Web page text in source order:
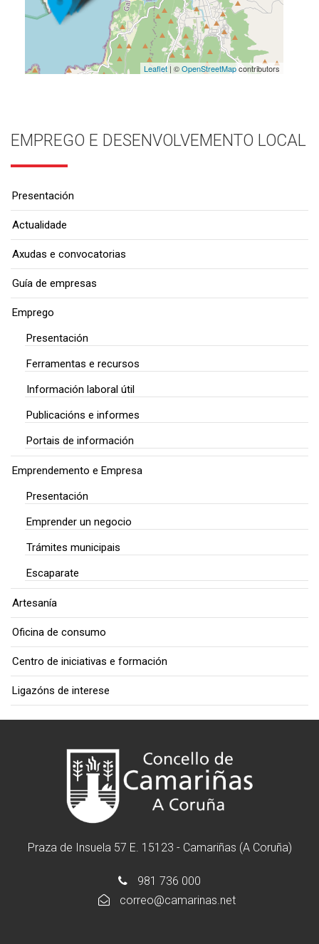
Leaflet| ©OpenStreetMapcontributors
EMPREGO E DESENVOLVEMENTO LOCAL
Presentación
Actualidade
Axudas e convocatorias
Guía de empresas
Emprego
Presentación
Ferramentas e recursos
Información laboral útil
Publicacións e informes
Portais de información
Emprendemento e Empresa
Presentación
Emprender un negocio
Trámites municipais
Escaparate
Artesanía
Oficina de consumo
Centro de iniciativas e formación
Ligazóns de interese
Praza de Insuela 57 E. 15123 - Camariñas (A Coruña)
981 736 000
correo@camarinas.net